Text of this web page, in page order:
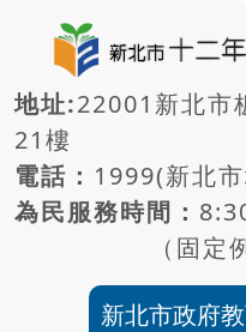
地址:22001新北市
21樓
電話： 1999(新北
為民服務時間：
（固定
新北市政府